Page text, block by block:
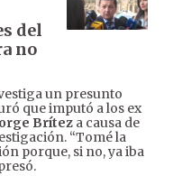
del
no
un presunto
que imputó a los ex
Brítez a causa de
“Tomé la
porque, si no, ya iba